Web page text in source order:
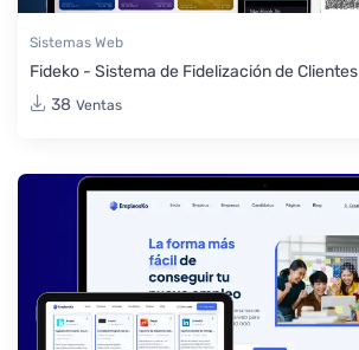
Sistemas Web
Fideko - Sistema de Fidelización de Clientes
38 Ventas